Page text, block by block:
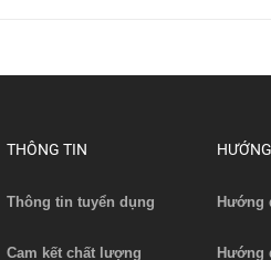
THÔNG TIN
Thông tin tuyển dụng
Cam kết chất lượng
Hướng
Hướng